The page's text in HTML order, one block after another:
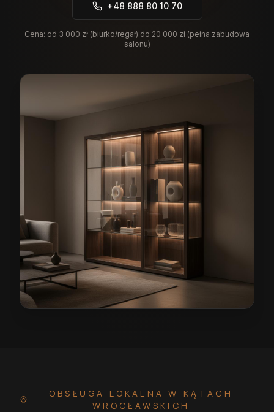
+48 888 80 10 70
Cena: od 3 000 zł (biurko/regał) do 20 000 zł (pełna zabudowa
salonu)
OBSŁUGA LOKALNAW KĄTACH
WROCŁAWSKICH